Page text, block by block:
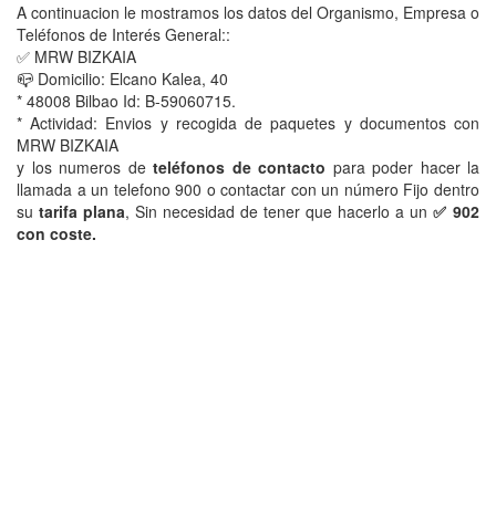
A continuacion le mostramos los datos del Organismo, Empresa o
Teléfonos de Interés General::
✅ MRW BIZKAIA
📪 Domicilio: Elcano Kalea, 40
* 48008 Bilbao Id: B-59060715.
* Actividad: Envios y recogida de paquetes y documentos con
MRW BIZKAIA
y los numeros de teléfonos de contacto para poder hacer la
llamada a un telefono 900 o contactar con un número Fijo dentro
su tarifa plana, Sin necesidad de tener que hacerlo a un ✅ 902
con coste.